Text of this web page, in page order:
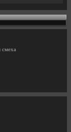
смеха